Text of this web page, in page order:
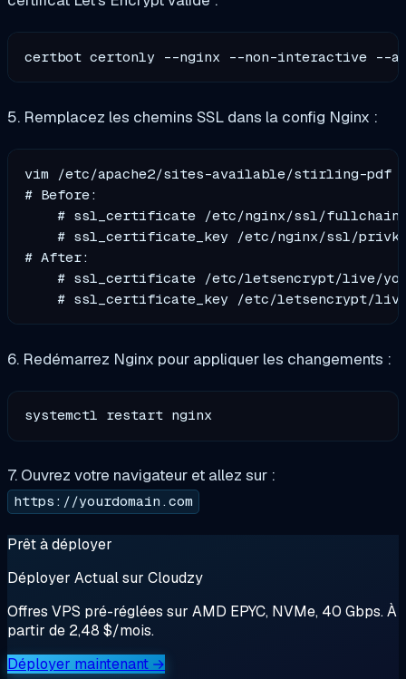
certbot certonly --nginx --non-interactive --
5. Remplacez les chemins SSL dans la config Nginx :
vim /etc/apache2/sites-available/stirling-pdf
# Before:
# ssl_certificate /etc/nginx/ssl/
# ssl_certificate_key /etc/nginx/ssl/
# After:
# ssl_certificate /etc/letsencrypt/live/
6. Redémarrez Nginx pour appliquer les changements :
7. Ouvrez votre navigateur et allez sur :
https://yourdomain.com
Prêt à déployer
Déployer Actual sur Cloudzy
Offres VPS pré-réglées sur AMD EPYC, NVMe, 40 Gbps. À
partir de 2,48 $/mois.
Déployer maintenant →